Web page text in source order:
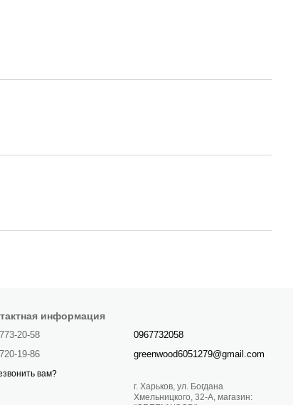
информация
20-58
19-86
вам?
0967732058
greenwood6051279@gmail.com
г. Харьков, ул. Богдана
Хмельницкого, 32-А, магазин: